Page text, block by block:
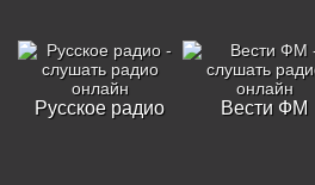
Русское радио Вести ФМ